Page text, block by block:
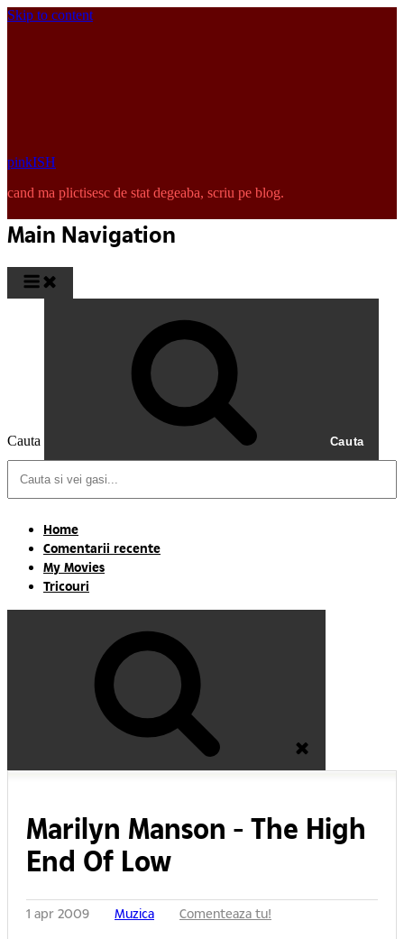
Skip to content
pinkISH
cand ma plictisesc de stat degeaba, scriu pe blog.
Main Navigation
Cauta Cauta
Home
Comentarii recente
My Movies
Tricouri
Marilyn Manson - The High
End Of Low
1 apr 2009 Muzica Comenteaza tu!